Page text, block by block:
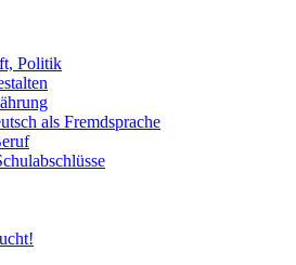
Politik
als Fremdsprache